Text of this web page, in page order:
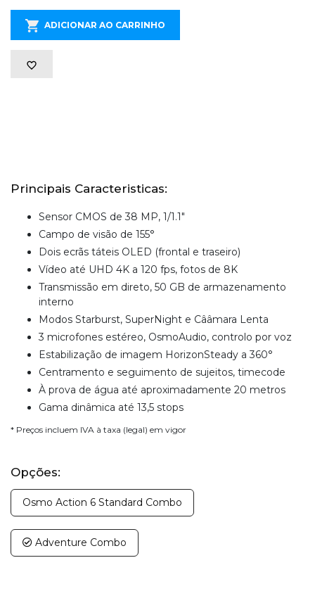
ADICIONAR AO CARRINHO
Principais Caracteristicas:
Sensor CMOS de 38 MP, 1/1.1"
Campo de visão de 155°
Dois ecrãs táteis OLED (frontal e traseiro)
Vídeo até UHD 4K a 120 fps, fotos de 8K
Transmissão em direto, 50 GB de armazenamento
interno
Modos Starburst, SuperNight e Cââmara Lenta
3 microfones estéreo, OsmoAudio, controlo por voz
Estabilização de imagem HorizonSteady a 360°
Centramento e seguimento de sujeitos, timecode
À prova de água até aproximadamente 20 metros
Gama dinâmica até 13,5 stops
* Preços incluem IVA à taxa (legal) em vigor
Opções:
Osmo Action 6 Standard Combo
Adventure Combo